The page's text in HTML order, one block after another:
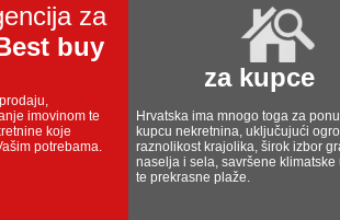
za
buy
imovinom te
koje
potrebama.
za kupce
Hrvatska ima mnogo toga za
kupcu nekretnina, uključujući
raznolikost krajolika, širok izbor
naselja i sela, savršene klimatske
te prekrasne plaže.